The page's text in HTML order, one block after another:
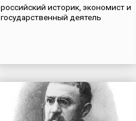
российский историк, экономист и
государственный деятель